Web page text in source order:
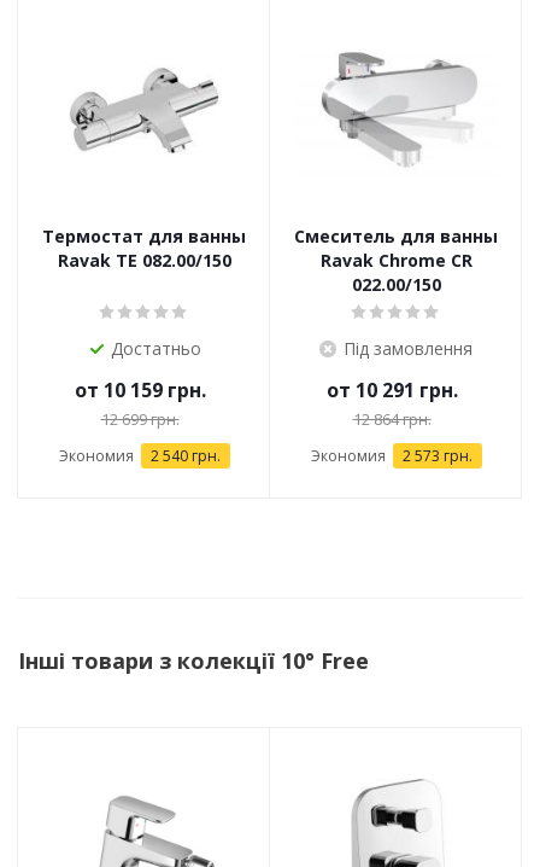
Термостат для ванны
Ravak TE 082.00/150
Достатньо
от 10 159 грн.
12 699 грн.
Экономия 2 540 грн.
Смеситель для ванны
Ravak Chrome CR
022.00/150
Під замовлення
от 10 291 грн.
12 864 грн.
Экономия 2 573 грн.
Інші товари з колекції 10° Free